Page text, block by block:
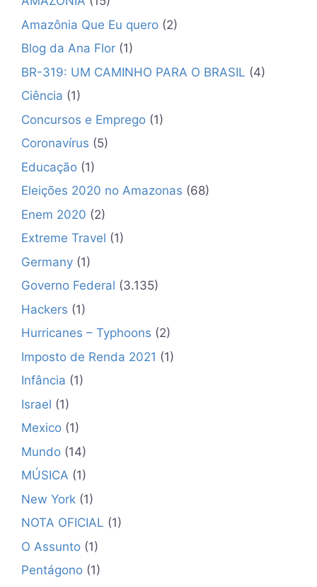
Amazônia Que Eu quero (2)
Blog da Ana Flor (1)
BR-319: UM CAMINHO PARA O BRASIL (4)
Ciência (1)
Concursos e Emprego (1)
Coronavírus (5)
Educação (1)
Eleições 2020 no Amazonas (68)
Enem 2020 (2)
Extreme Travel (1)
Germany (1)
Governo Federal (3.135)
Hackers (1)
Hurricanes – Typhoons (2)
Imposto de Renda 2021 (1)
Infância (1)
Israel (1)
Mexico (1)
Mundo (14)
MÚSICA (1)
New York (1)
NOTA OFICIAL (1)
O Assunto (1)
Pentágono (1)